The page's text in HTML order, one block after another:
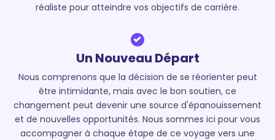
réaliste pour atteindre vos objectifs de carrière.
Un Nouveau Départ
Nous comprenons que la décision de se réorienter peut
être intimidante, mais avec le bon soutien, ce
changement peut devenir une source d'épanouissement
et de nouvelles opportunités. Nous sommes ici pour vous
accompagner à chaque étape de ce voyage vers une